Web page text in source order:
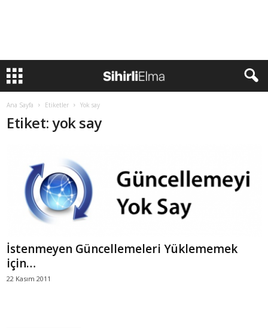
Ana Sayfa Etiketler Yok say
Etiket: yok say
İstenmeyen Güncellemeleri Yüklememek
için…
22 Kasım 2011